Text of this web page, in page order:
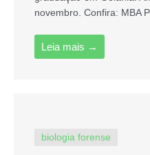
novembro. Confira: MBA
Leia mais →
biologia forense